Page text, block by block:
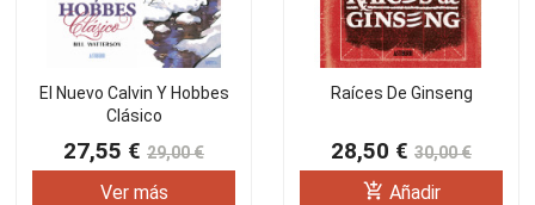
El Nuevo Calvin Y Hobbes
Clásico
27,55 € 29,00 €
Ver más
Raíces De Ginseng
28,50 € 30,00 €
add_shopping_cart Añadir